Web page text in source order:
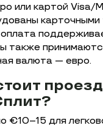
или картой Visa/
карточными
также
валюта — евро.
проезд
€10–15 для